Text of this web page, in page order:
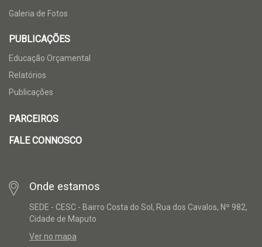
Galeria de Fotos
PUBLICAÇÕES
Educação Orçamental
Relatórios
Publicações
PARCEIROS
FALE CONNOSCO
Onde estamos
SEDE - CESC - Bairro Costa do Sol, Rua dos Cavalos, Nº 982,
Cidade de Maputo
Ver no mapa